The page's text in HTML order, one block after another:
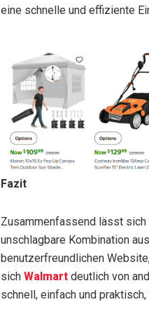
eine schnelle und effiziente
Fazit
Zusammenfassend lässt sich
unschlagbare Kombination
benutzerfreundlichen
sich Walmart deutlich von
schnell, einfach und